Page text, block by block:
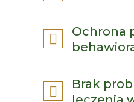
Ochrona
Brak